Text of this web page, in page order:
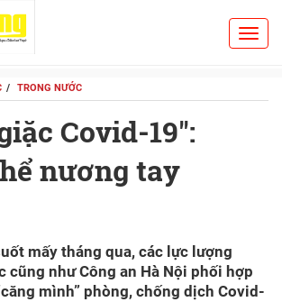
TRONG NƯỚC
Covid-19'':
nương tay
mấy tháng qua, các lực lượng
cũng như Công an Hà Nội phối hợp
mình” phòng, chống dịch Covid-